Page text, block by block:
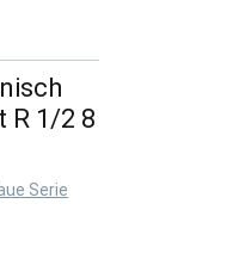
R 1/2 8
Serie